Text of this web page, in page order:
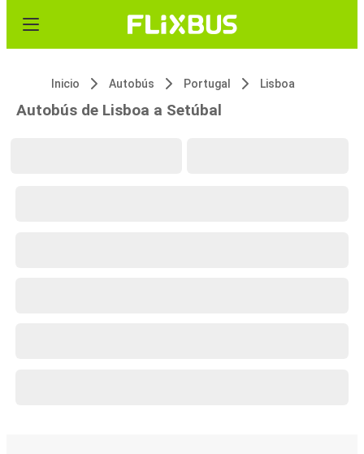
Inicio Autobús Portugal Lisboa
Autobús de Lisboa a Setúbal